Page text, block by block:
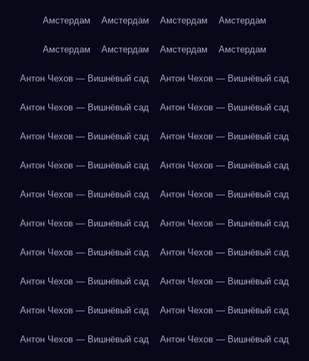
Амстердам Амстердам Амстердам Амстердам
Амстердам Амстердам Амстердам Амстердам
Антон Чехов — Вишнёвый сад Антон Чехов — Вишнёвый сад
Антон Чехов — Вишнёвый сад Антон Чехов — Вишнёвый сад
Антон Чехов — Вишнёвый сад Антон Чехов — Вишнёвый сад
Антон Чехов — Вишнёвый сад Антон Чехов — Вишнёвый сад
Антон Чехов — Вишнёвый сад Антон Чехов — Вишнёвый сад
Антон Чехов — Вишнёвый сад Антон Чехов — Вишнёвый сад
Антон Чехов — Вишнёвый сад Антон Чехов — Вишнёвый сад
Антон Чехов — Вишнёвый сад Антон Чехов — Вишнёвый сад
Антон Чехов — Вишнёвый сад Антон Чехов — Вишнёвый сад
Антон Чехов — Вишнёвый сад Антон Чехов — Вишнёвый сад